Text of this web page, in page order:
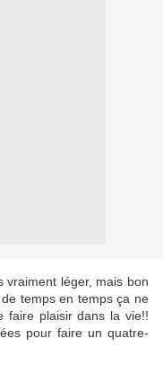
vraiment léger, mais bon
temps en temps ça ne
faire plaisir dans la vie!!
pour faire un quatre-